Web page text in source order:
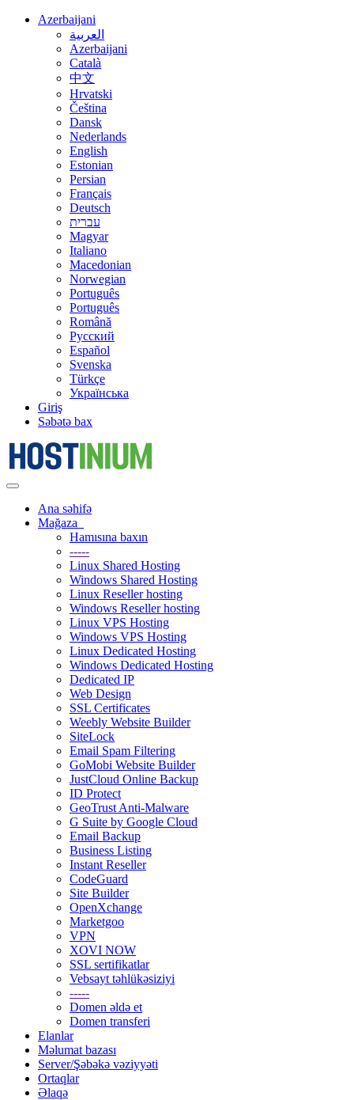
Azerbaijani
العربية
Azerbaijani
Català
中文
Hrvatski
Čeština
Dansk
Nederlands
English
Estonian
Persian
Français
Deutsch
עברית
Magyar
Italiano
Macedonian
Norwegian
Português
Português
Română
Русский
Español
Svenska
Türkçe
Українська
Giriş
Səbətə bax
Naviqasiyaya
Ana səhifə
Mağaza
Hamısına baxın
-----
Linux Shared Hosting
Windows Shared Hosting
Linux Reseller hosting
Windows Reseller hosting
Linux VPS Hosting
Windows VPS Hosting
Linux Dedicated Hosting
Windows Dedicated Hosting
Dedicated IP
Web Design
SSL Certificates
Weebly Website Builder
SiteLock
Email Spam Filtering
GoMobi Website Builder
JustCloud Online Backup
ID Protect
GeoTrust Anti-Malware
G Suite by Google Cloud
Email Backup
Business Listing
Instant Reseller
CodeGuard
Site Builder
OpenXchange
Marketgoo
VPN
XOVI NOW
SSL sertifikatlar
Vebsayt təhlükəsiziyi
-----
Domen əldə et
Domen transferi
Elanlar
Məlumat bazası
Server/Şəbəkə vəziyyəti
Ortaqlar
Əlaqə